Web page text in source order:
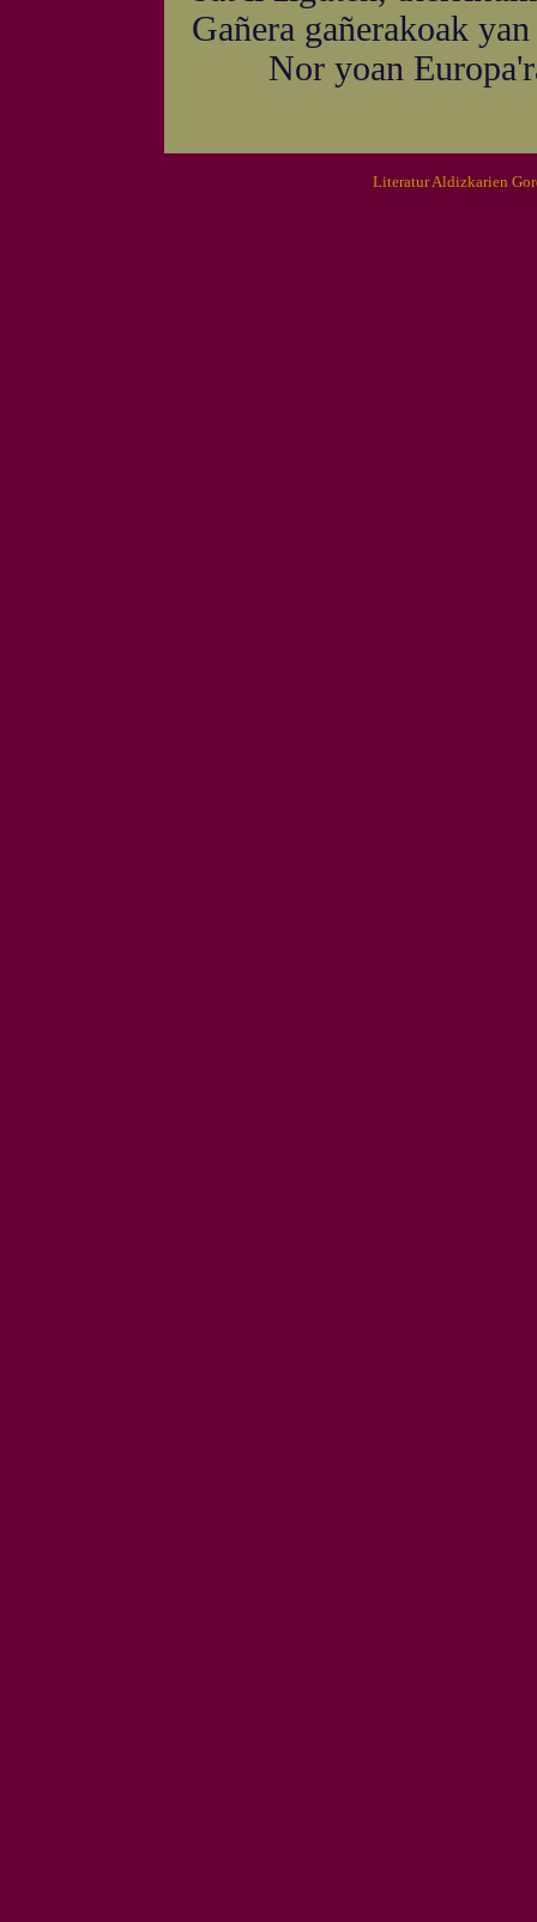
Gañera gañerakoak
Nor yoan Europa'ra
Literatur Aldizkarien